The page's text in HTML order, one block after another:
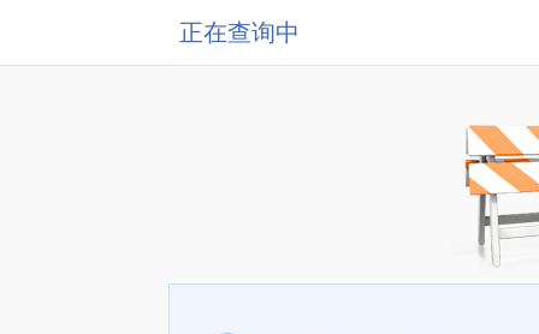
正在查询中